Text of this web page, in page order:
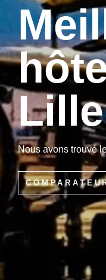
Nous avons trouvé